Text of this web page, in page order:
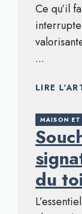
Ce qu’il
...
LIRE
MAISON ET
du